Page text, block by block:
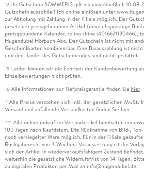
12 Ihr Gutschein SOMMER13 gilt bis einschließlich
Gutschein ausschließlich online einlösen unter
zur Abholung mit Zahlung in der Filiale möglich. Der
gesetzlich preisgebundene Artikel (deutschsprachige
preisgebundene Kalender, tolino shine (4016621130466),
Hugendubel Hörbuch Abo. Der Gutschein ist nicht mit
Geschenkkarten kombinierbar. Eine Barauszahlung ist
und der Handel des Gutscheincodes sind nicht gestattet.
15 Leider können wir die Echtheit der Kundenbewertung
Einzelbewertungen nicht prüfen.
16 Alle Informationen zur Tiefpreisgarantie finden Sie hier
* Alle Preise verstehen sich inkl. der gesetzlichen MwSt.
Versand und anfallende Versandkosten finden Sie hier
*** Alle online gekauften Versandartikel beinhalten ein
100 Tagen nach Kaufdatum. Die Rücknahme von Bild-,
noch versiegelter Ware möglich. Für in der Filiale
Rückgaberecht von 4 Wochen. Voraussetzung ist die
sich der Artikel in wiederverkaufsfähigem Zustand
weiterhin die gesetzliche Widerrufsfrist von 14 Tagen.
zu digitalen Produkten per Mail an info@hugendubel.de.